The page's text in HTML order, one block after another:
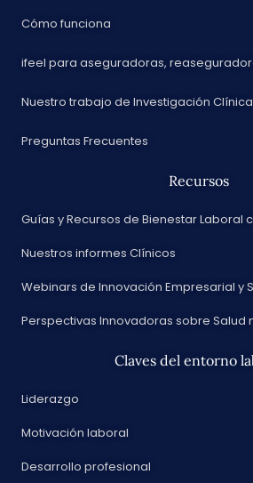
Cómo funciona
ifeel para aseguradoras,
Nuestro trabajo de Investigación Clínica
Preguntas Frecuentes
Recursos
Guías y Recursos de Bienestar Laboral
Nuestros informes Clínicos
Webinars de Innovación Empresarial y
Perspectivas Innovadoras sobre Salud
Claves del entorno
Liderazgo
Motivación laboral
Desarrollo profesional